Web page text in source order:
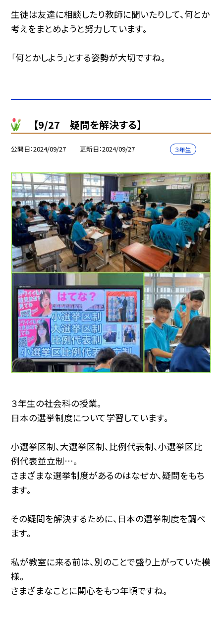
生徒は友達に相談したり教師に聞いたりして、何とか
考えをまとめようと努力しています。
「何とかしよう」とする姿勢が大切ですね。
【9/27 疑問を解決する】
公開日 2024/09/27 更新日 2024/09/27 ３年生
３年生の社会科の授業。
日本の選挙制度について学習しています。
小選挙区制、大選挙区制、比例代表制、小選挙区比
例代表並立制…。
さまざまな選挙制度があるのはなぜか、疑問をもち
ます。
その疑問を解決するために、日本の選挙制度を調べ
ます。
私が教室に来る前は、別のことで盛り上がっていた模
様。
さまざまなことに関心をもつ年頃ですね。